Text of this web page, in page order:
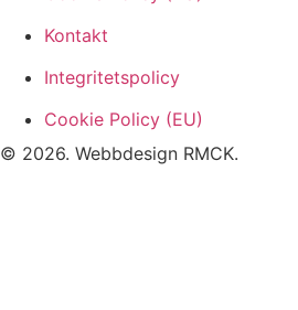
Kontakt
Integritetspolicy
Cookie Policy (EU)
© 2026. Webbdesign RMCK.